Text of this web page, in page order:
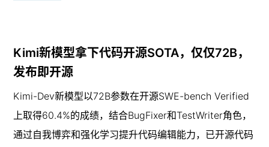
Kimi新模型拿下代码开源SOTA，仅仅72B，
发布即开源
Kimi-Dev新模型以72B参数在开源SWE-bench Verified
上取得60.4%的成绩，结合BugFixer和TestWriter角色，
通过自我博弈和强化学习提升代码编辑能力，已开源代码